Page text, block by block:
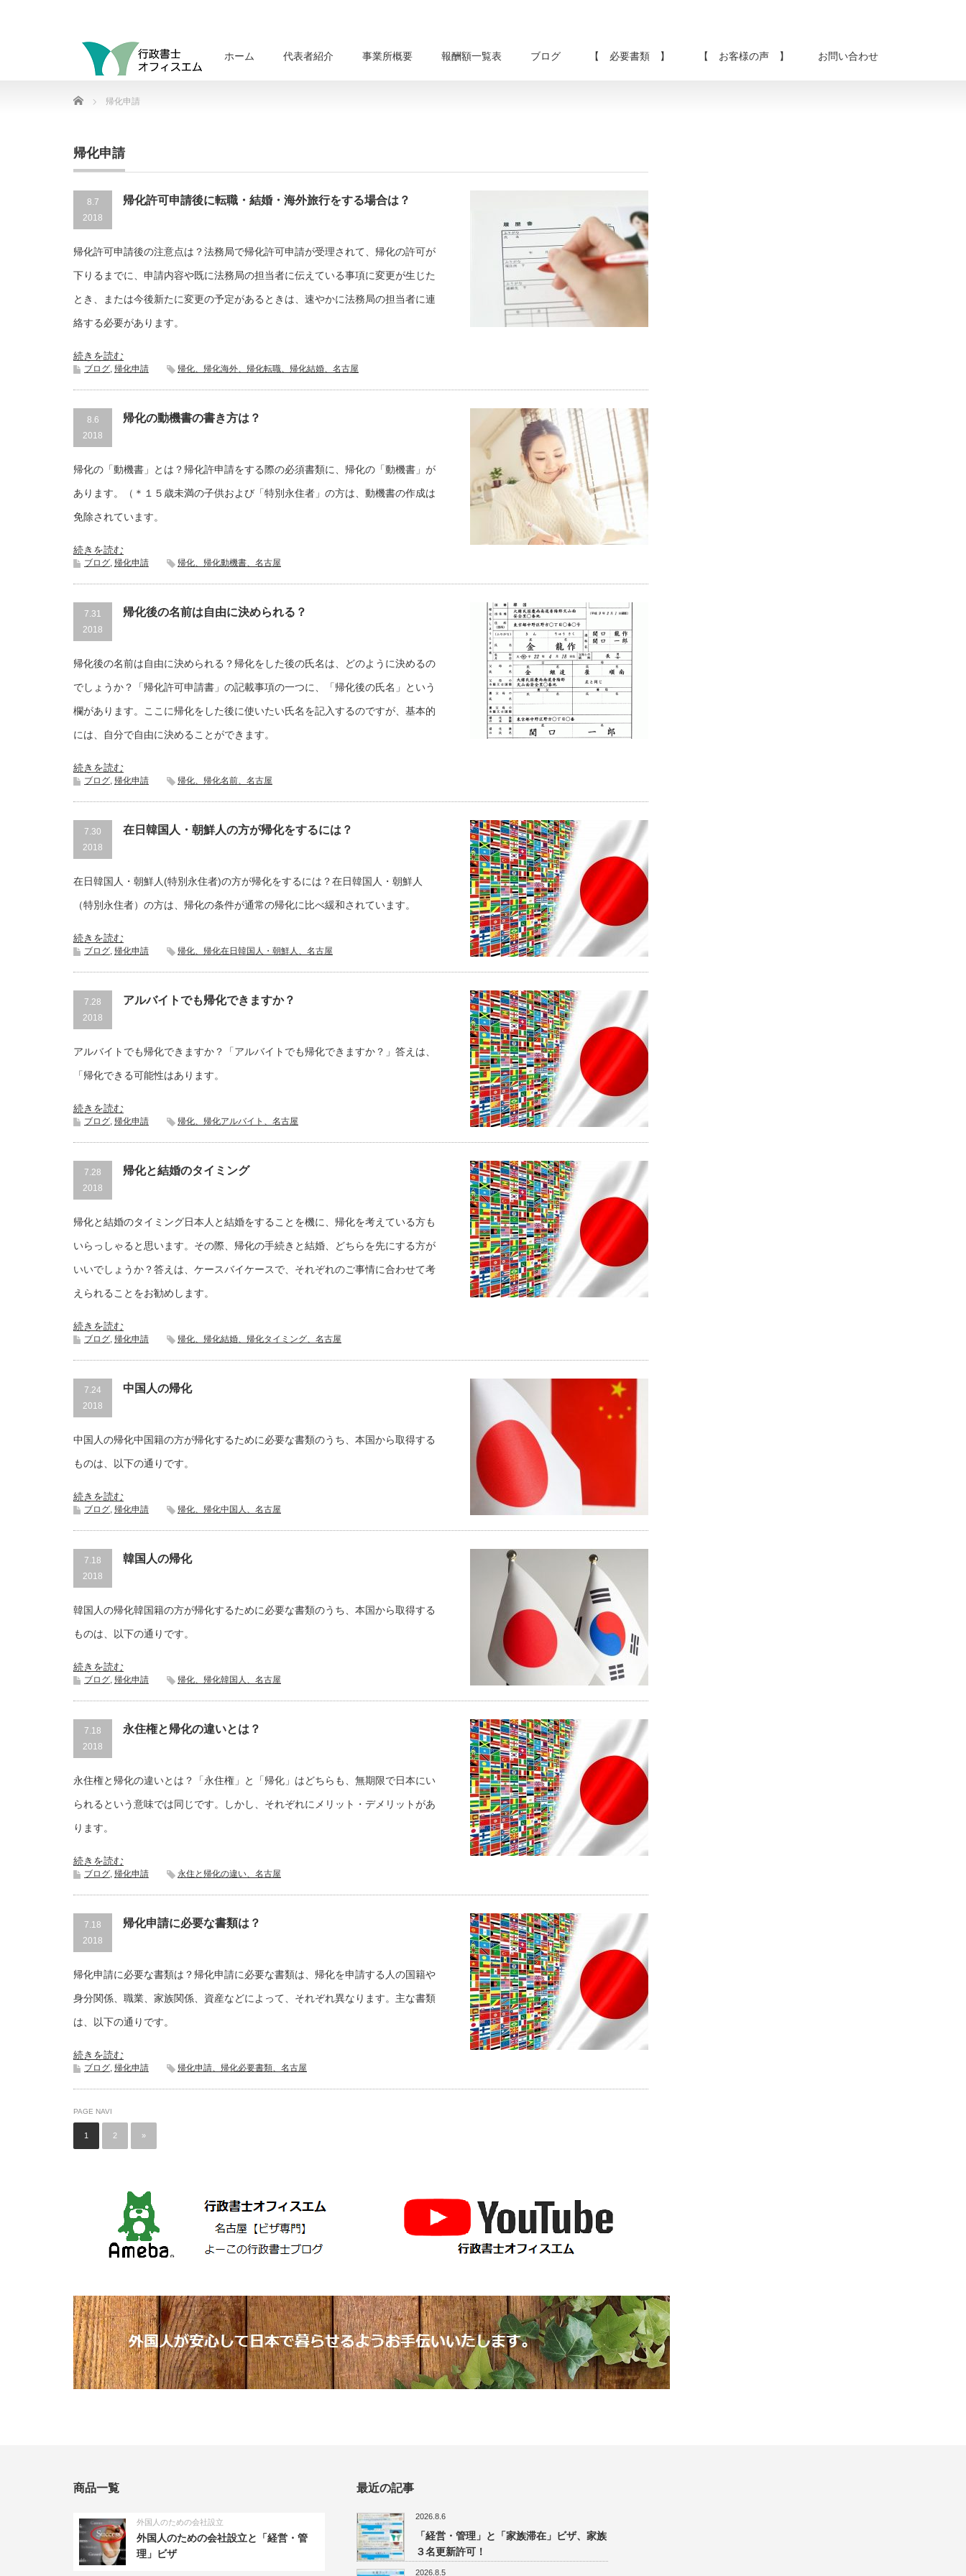
ホーム 代表者紹介 事業所概要 報酬額一覧表 ブログ 【 必要書類 】 【 お客様の声 】 お問い合わせ
Home 帰化申請
帰化申請
8.7
2018
帰化許可申請後に転職・結婚・海外旅行をする場合は？
帰化許可申請後の注意点は？法務局で帰化許可申請が受理されて、帰化の許可が
下りるまでに、申請内容や既に法務局の担当者に伝えている事項に変更が生じた
とき、または今後新たに変更の予定があるときは、速やかに法務局の担当者に連
絡する必要があります。
続きを読む
ブログ, 帰化申請 帰化、帰化海外、帰化転職、帰化結婚、名古屋
8.6
2018
帰化の動機書の書き方は？
帰化の「動機書」とは？帰化許申請をする際の必須書類に、帰化の「動機書」が
あります。（＊１５歳未満の子供および「特別永住者」の方は、動機書の作成は
免除されています。
続きを読む
ブログ, 帰化申請 帰化、帰化動機書、名古屋
7.31
2018
帰化後の名前は自由に決められる？
帰化後の名前は自由に決められる？帰化をした後の氏名は、どのように決めるの
でしょうか？「帰化許可申請書」の記載事項の一つに、「帰化後の氏名」という
欄があります。ここに帰化をした後に使いたい氏名を記入するのですが、基本的
には、自分で自由に決めることができます。
続きを読む
ブログ, 帰化申請 帰化、帰化名前、名古屋
7.30
2018
在日韓国人・朝鮮人の方が帰化をするには？
在日韓国人・朝鮮人(特別永住者)の方が帰化をするには？在日韓国人・朝鮮人
（特別永住者）の方は、帰化の条件が通常の帰化に比べ緩和されています。
続きを読む
ブログ, 帰化申請 帰化、帰化在日韓国人・朝鮮人、名古屋
7.28
2018
アルバイトでも帰化できますか？
アルバイトでも帰化できますか？「アルバイトでも帰化できますか？」答えは、
「帰化できる可能性はあります。
続きを読む
ブログ, 帰化申請 帰化、帰化アルバイト、名古屋
7.28
2018
帰化と結婚のタイミング
帰化と結婚のタイミング日本人と結婚をすることを機に、帰化を考えている方も
いらっしゃると思います。その際、帰化の手続きと結婚、どちらを先にする方が
いいでしょうか？答えは、ケースバイケースで、それぞれのご事情に合わせて考
えられることをお勧めします。
続きを読む
ブログ, 帰化申請 帰化、帰化結婚、帰化タイミング、名古屋
7.24
2018
中国人の帰化
中国人の帰化中国籍の方が帰化するために必要な書類のうち、本国から取得する
ものは、以下の通りです。
続きを読む
ブログ, 帰化申請 帰化、帰化中国人、名古屋
7.18
2018
韓国人の帰化
韓国人の帰化韓国籍の方が帰化するために必要な書類のうち、本国から取得する
ものは、以下の通りです。
続きを読む
ブログ, 帰化申請 帰化、帰化韓国人、名古屋
7.18
2018
永住権と帰化の違いとは？
永住権と帰化の違いとは？「永住権」と「帰化」はどちらも、無期限で日本にい
られるという意味では同じです。しかし、それぞれにメリット・デメリットがあ
ります。
続きを読む
ブログ, 帰化申請 永住と帰化の違い、名古屋
7.18
2018
帰化申請に必要な書類は？
帰化申請に必要な書類は？帰化申請に必要な書類は、帰化を申請する人の国籍や
身分関係、職業、家族関係、資産などによって、それぞれ異なります。主な書類
は、以下の通りです。
続きを読む
ブログ, 帰化申請 帰化申請、帰化必要書類、名古屋
PAGE NAVI
1 2 »
商品一覧
外国人のための会社設立
外国人のための会社設立と「経営・管
理」ビザ
最近の記事
2026.8.6
「経営・管理」と「家族滞在」ビザ、家族
３名更新許可！
2026.8.5